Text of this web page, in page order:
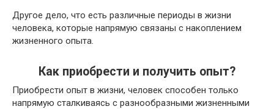
Другое дело, что есть различные периоды в жизни
человека, которые напрямую связаны с накоплением
жизненного опыта.
Как приобрести и получить опыт?
Приобрести опыт в жизни, человек способен только
напрямую сталкиваясь с разнообразными жизненными